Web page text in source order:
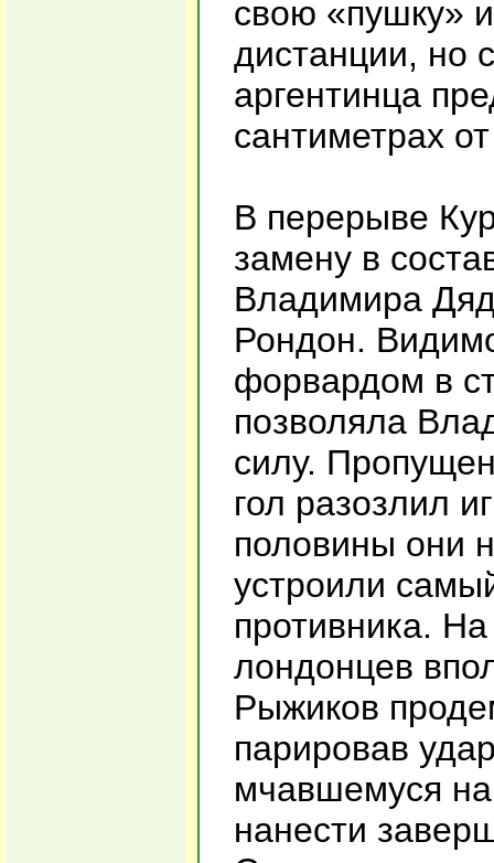
свою «пушку»
дистанции, но
аргентинца
сантиметрах
В перерыве
замену в
Владимира
Рондон.
форвардом в
позволяла
силу.
гол разозлил
половины они
устроили
противника.
лондонцев
Рыжиков
парировав
мчавшемуся
нанести